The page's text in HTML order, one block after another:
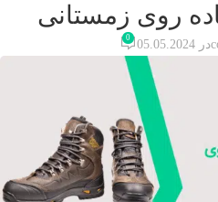
روی زمستانی
در 05.05.2024 0